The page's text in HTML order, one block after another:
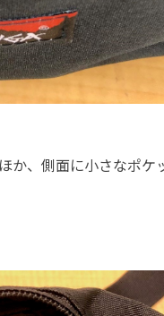
か、側面に小さなポケ